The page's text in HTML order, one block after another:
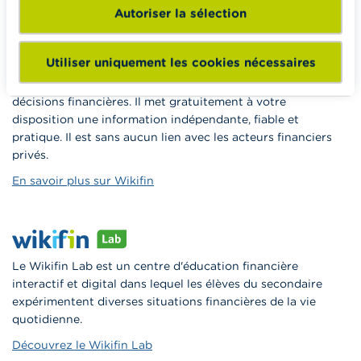
Autoriser la sélection
Utiliser uniquement les cookies nécessaires
Wikifin.be est un site internet qui veut vous aider dans vos
décisions financières. Il met gratuitement à votre
disposition une information indépendante, fiable et
pratique. Il est sans aucun lien avec les acteurs financiers
privés.
En savoir plus sur Wikifin
Le Wikifin Lab est un centre d'éducation financière
interactif et digital dans lequel les élèves du secondaire
expérimentent diverses situations financières de la vie
quotidienne.
Découvrez le Wikifin Lab